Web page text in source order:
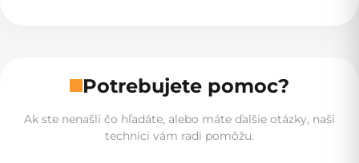
Potrebujete pomoc?
Ak ste nenašli čo hľadáte, alebo máte ďalšie otázky, naši
technici vám radi pomôžu.